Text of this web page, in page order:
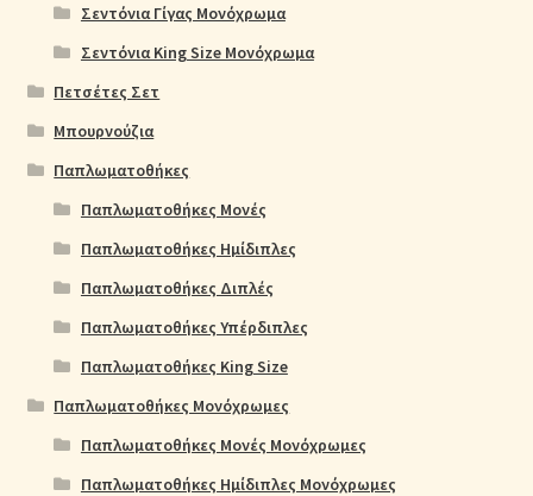
Σεντόνια Γίγας Μονόχρωμα
Σεντόνια King Size Μονόχρωμα
Πετσέτες Σετ
Μπουρνούζια
Παπλωματοθήκες
Παπλωματοθήκες Μονές
Παπλωματοθήκες Ημίδιπλες
Παπλωματοθήκες Διπλές
Παπλωματοθήκες Υπέρδιπλες
Παπλωματοθήκες King Size
Παπλωματοθήκες Μονόχρωμες
Παπλωματοθήκες Μονές Μονόχρωμες
Παπλωματοθήκες Ημίδιπλες Μονόχρωμες